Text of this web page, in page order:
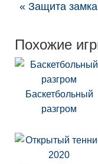
« Защита замка
Похожие
Баскетбольный
разгром